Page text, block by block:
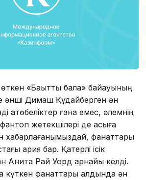
өткен «Бақытты бала» байқауының
әнші Димаш Құдайберген ән
ақтөбеліктер ғана емес, әлемнің
жетекшілері де асыға
хабарлағанымыздай, фанаттары
қария бар. Қатерлі ісік
Анита Рай Уорд арнайы келді.
күткен фанаттары алдында ән